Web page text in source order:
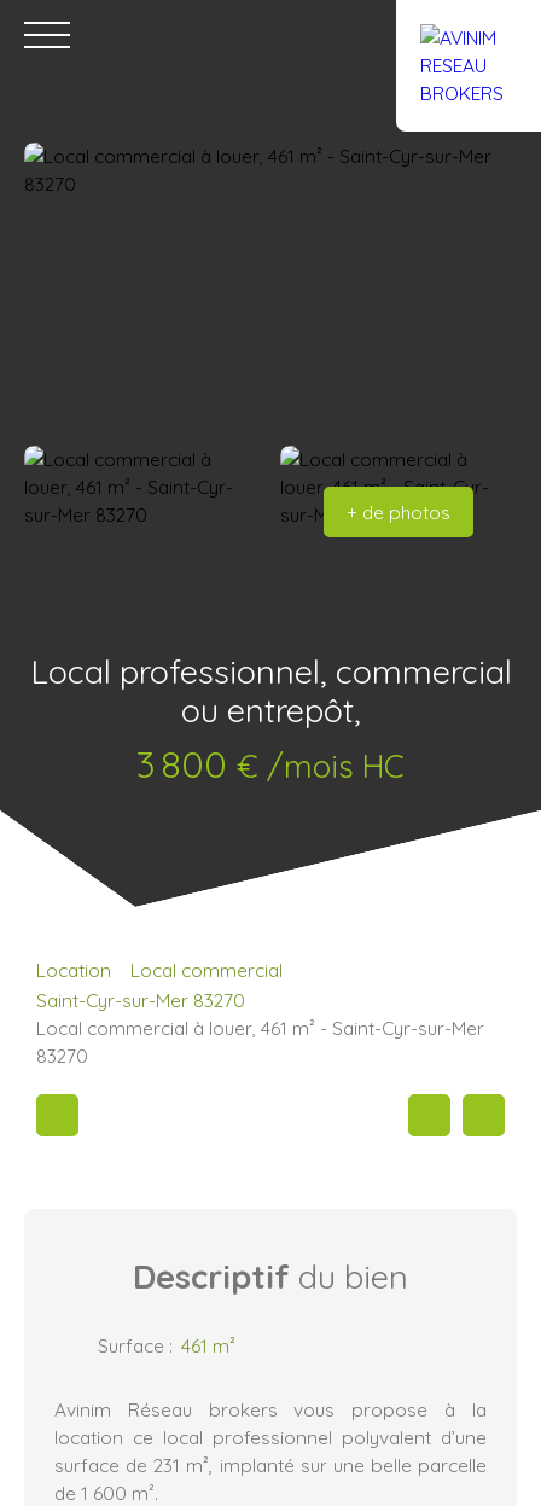
+ de photos
Local professionnel, commercial
ou entrepôt,
3 800 € /mois HC
Location
Local commercial
Saint-Cyr-sur-Mer 83270
Local commercial à louer, 461 m² - Saint-Cyr-sur-Mer
83270
Descriptif du bien
Surface : 461 m²
Avinim Réseau brokers vous propose à la
location ce local professionnel polyvalent d’une
surface de 231 m², implanté sur une belle parcelle
de 1 600 m².